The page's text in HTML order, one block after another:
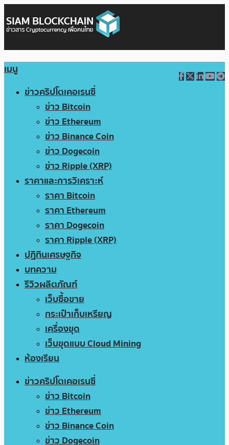
เมนู
ข่าวคริปโตเคอเรนซี่
ข่าว Bitcoin
ข่าว Ethereum
ข่าว Binance Coin
ข่าว Dogecoin
ข่าว Ripple (XRP)
ราคาและการวิเคราะห์
ราคา Bitcoin
ราคา Ethereum
ราคา Dogecoin
ราคา Ripple (XRP)
ปฏิทินเศรษฐกิจ
บทความ
รีวิวผลิตภัณฑ์
เว็บซื้อขาย
กระเป๋าเก็บเหรียญ
เครื่องขุด
เว็บขุดแบบ Cloud Mining
ห้องเรียน
ข่าวคริปโตเคอเรนซี่
ข่าว Bitcoin
ข่าว Ethereum
ข่าว Binance Coin
ข่าว Dogecoin